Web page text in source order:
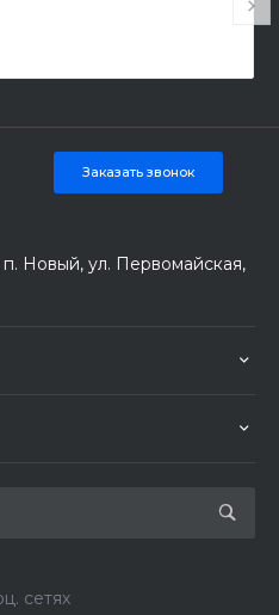
Заказать звонок
Новый, ул. Первомайская,
сетях